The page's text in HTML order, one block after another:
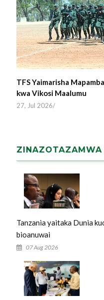
TFS Yaimarisha
kwa Vikosi Maalumu
27, Jul 2026/
Tanzania yaitaka Dunia
bioanuwai
07 Aug 2026